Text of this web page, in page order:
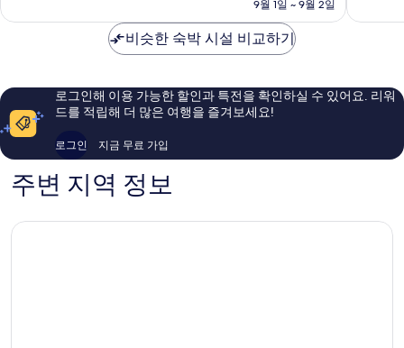
최
이
후
기
₩192,322
9월 1일 ~ 9월 2일
훌
이
용
비슷한 숙박 시설 비교하기
로그인해 이용 가능한 할인과 특전을 확인하실 수 있어요. 리워
드를 적립해 더 많은 여행을 즐겨보세요!
로그인 지금 무료 가입
주변 지역 정보